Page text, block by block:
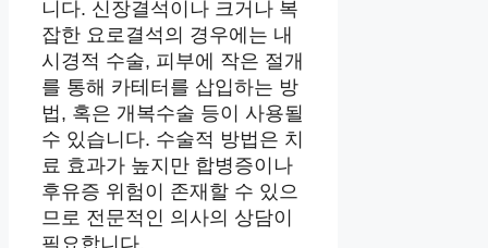
니다. 신장결석이나 크거나 복
잡한 요로결석의 경우에는 내
시경적 수술, 피부에 작은 절개
를 통해 카테터를 삽입하는 방
법, 혹은 개복수술 등이 사용될
수 있습니다. 수술적 방법은 치
료 효과가 높지만 합병증이나
후유증 위험이 존재할 수 있으
므로 전문적인 의사의 상담이
필요합니다.